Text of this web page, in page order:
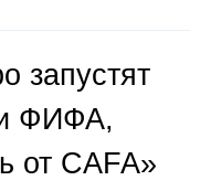
запустят
ФИФА,
от CAFA»